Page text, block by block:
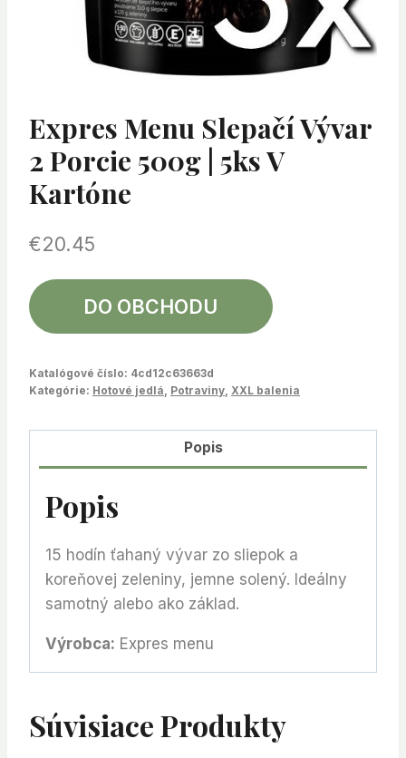
Expres Menu Slepačí Vývar
2 Porcie 500g | 5ks V
Kartóne
€20.45
DO OBCHODU
Katalógové číslo: 4cd12c63663d
Kategórie: Hotové jedlá Potraviny XXL balenia
Popis
Popis
15 hodín ťahaný vývar zo sliepok a
koreňovej zeleniny, jemne solený. Ideálny
samotný alebo ako základ.
Výrobca: Expres menu
Súvisiace Produkty